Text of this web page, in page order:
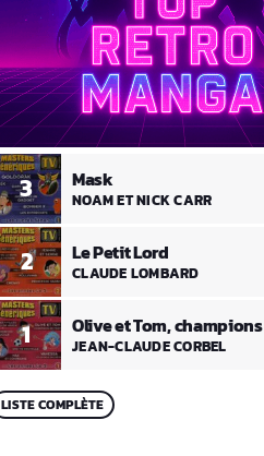
1 Olive et Tom,
JEAN-CLAUDE CORBEL
2 Le Petit Lord
CLAUDE LOMBARD
3 Mask
NOAM ET NICK CARR
LISTE COMPLÈTE